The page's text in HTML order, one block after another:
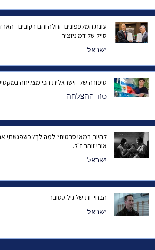
עונת המלפפונים החלה והם רקובים -
סייל של דמוניזציה
ישראל
סיפורה של הישראלית הכי מצליחה
סוד ההצלחה
להיות במאי סרטים? למה לך? כשפגשתי
אורי זוהר ז"ל.
ישראל
הבחירות של גיל ססובר
ישראל